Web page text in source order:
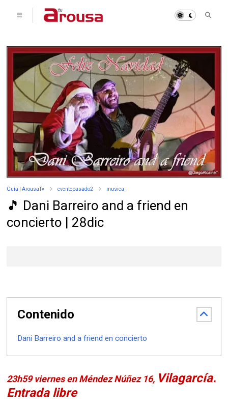
Guía | ArousaTv eventopasado2 musica_
🎵 Dani Barreiro and a friend en
concierto | 28dic
Contenido
Dani Barreiro and a friend en concierto
23h59 viernes enMéndez Núñez 16, Vilagarcía.
Entrada libre